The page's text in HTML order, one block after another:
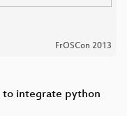
FrOSCon 2013
to integrate python